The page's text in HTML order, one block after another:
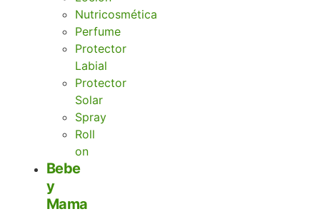
Nutricosmética
Perfume
Protector
Labial
Protector
Solar
Spray
Roll
on
Bebe
y
Mama